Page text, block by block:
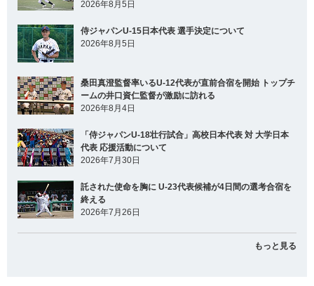
2026年8月5日
侍ジャパンU-15日本代表 選手決定について
2026年8月5日
桑田真澄監督率いるU-12代表が直前合宿を開始 トップチ
ームの井口資仁監督が激励に訪れる
2026年8月4日
「侍ジャパンU-18壮行試合」高校日本代表 対 大学日本
代表 応援活動について
2026年7月30日
託された使命を胸に U-23代表候補が4日間の選考合宿を
終える
2026年7月26日
もっと見る